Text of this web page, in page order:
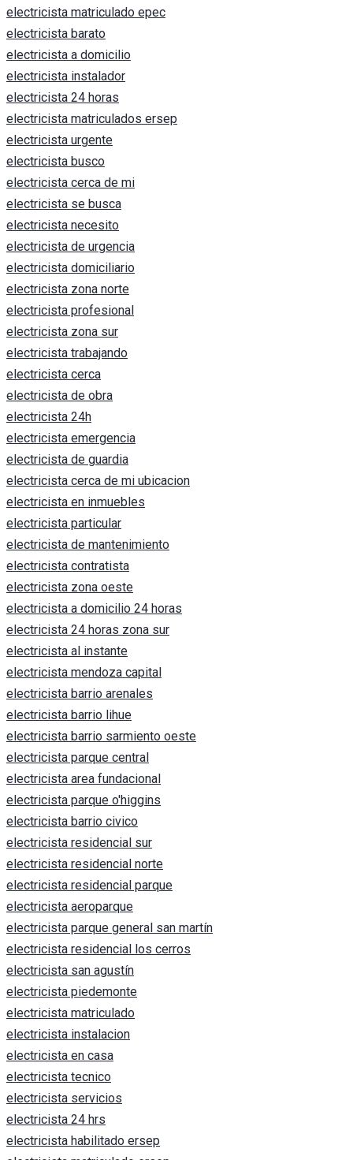
electricista matriculado epec
electricista barato
electricista a domicilio
electricista instalador
electricista 24 horas
electricista matriculados ersep
electricista urgente
electricista busco
electricista cerca de mi
electricista se busca
electricista necesito
electricista de urgencia
electricista domiciliario
electricista zona norte
electricista profesional
electricista zona sur
electricista trabajando
electricista cerca
electricista de obra
electricista 24h
electricista emergencia
electricista de guardia
electricista cerca de mi ubicacion
electricista en inmuebles
electricista particular
electricista de mantenimiento
electricista contratista
electricista zona oeste
electricista a domicilio 24 horas
electricista 24 horas zona sur
electricista al instante
electricista mendoza capital
electricista barrio arenales
electricista barrio lihue
electricista barrio sarmiento oeste
electricista parque central
electricista area fundacional
electricista parque o'higgins
electricista barrio civico
electricista residencial sur
electricista residencial norte
electricista residencial parque
electricista aeroparque
electricista parque general san martín
electricista residencial los cerros
electricista san agustín
electricista piedemonte
electricista matriculado
electricista instalacion
electricista en casa
electricista tecnico
electricista servicios
electricista 24 hrs
electricista habilitado ersep